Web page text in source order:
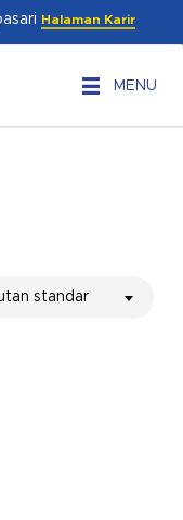
Halaman Karir
MENU
standar
Close
Menu